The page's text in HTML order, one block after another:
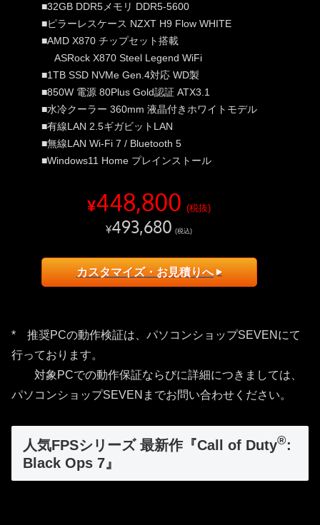
■32GB DDR5メモリ DDR5-5600
■ピラーレスケース NZXT H9 Flow WHITE
■AMD X870 チップセット搭載
ASRock X870 Steel Legend WiFi
■1TB SSD NVMe Gen.4対応 WD製
■850W 電源 80Plus Gold認証 ATX3.1
■水冷クーラー 360mm 液晶付きホワイトモデル
■有線LAN 2.5ギガビットLAN
■無線LAN Wi-Fi 7 / Bluetooth 5
■Windows11 Home プレインストール
¥448,800 (税抜)
¥493,680 (税込)
カスタマイズ・お見積りへ
* 推奨PCの動作検証は、パソコンショップSEVENにて
行っております。
対象PCでの動作保証ならびに詳細につきましては、
パソコンショップSEVENまでお問い合わせください。
人気FPSシリーズ 最新作『Call of Duty®:
Black Ops 7』